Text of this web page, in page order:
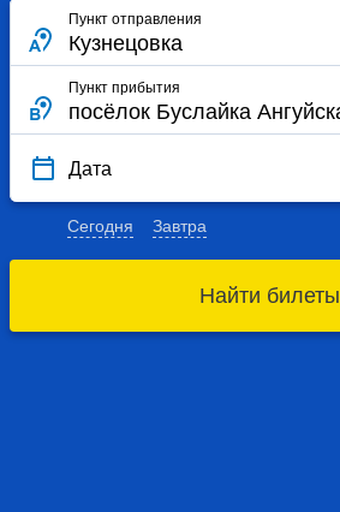
Пункт отправления
Пункт прибытия
Дата
Сегодня Завтра
Найти билеты